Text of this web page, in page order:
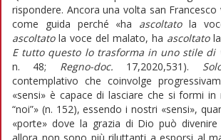
rispondere. Ancora una volta san
come guida perché «ha ascoltatola
ascoltatola voce del malato, ha ascoltatola
E tutto questo lo trasforma in uno stile di
n. 48; Regno-doc. 17,2020,531).
contemplativo che coinvolge
«sensi» è capace di lasciare che si formi
“noi”» (n. 152), essendo i nostri «sensi»,
«porte» dove la grazia di Dio può divenire
allora non sono più riluttanti a esporsi al